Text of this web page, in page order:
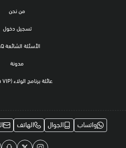
من نحن
تسجيل دخول
الأسئلة الشائعة FAQ
مدونة
عائلة برنامج الولاء (Sakura VIP)
واتساب الجوال الهاتف